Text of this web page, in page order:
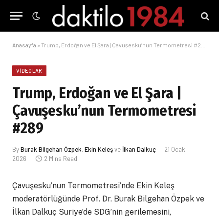
Anasayfa » Trump, Erdoğan ve El Şara | Çavuşesku’nun Termometresi #289
VIDEOLAR
Trump, Erdoğan ve El Şara |
Çavuşesku’nun Termometresi
#289
ByBurak Bilgehan Özpek, Ekin Keleşve İlkan Dalkuç
21 Ocak
2026
2 Mins Read
Çavuşesku’nun Termometresi’nde Ekin Keleş
moderatörlüğünde Prof. Dr. Burak Bilgehan Özpek ve
İlkan Dalkuç Suriye’de SDG’nin gerilemesini,